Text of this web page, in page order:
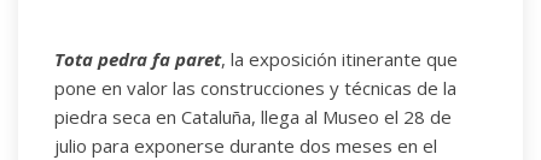
Tota pedra fa paret, la exposición itinerante que
pone en valor las construcciones y técnicas de la
piedra seca en Cataluña, llega al Museo el 28 de
julio para exponerse durante dos meses en el